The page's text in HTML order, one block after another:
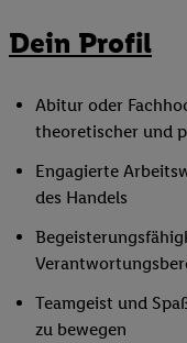
Dein Profil
Abitur oder
theoretischer und
Engagierte
des Handels
Teamgeist und
zu bewegen